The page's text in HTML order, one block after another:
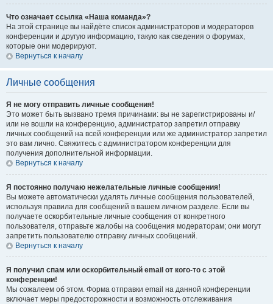
Что означает ссылка «Наша команда»?
На этой странице вы найдёте список администраторов и модераторов
конференции и другую информацию, такую как сведения о форумах,
которые они модерируют.
Вернуться к началу
Личные сообщения
Я не могу отправить личные сообщения!
Это может быть вызвано тремя причинами: вы не зарегистрированы и/
или не вошли на конференцию, администратор запретил отправку
личных сообщений на всей конференции или же администратор запретил
это вам лично. Свяжитесь с администратором конференции для
получения дополнительной информации.
Вернуться к началу
Я постоянно получаю нежелательные личные сообщения!
Вы можете автоматически удалять личные сообщения пользователей,
используя правила для сообщений в вашем личном разделе. Если вы
получаете оскорбительные личные сообщения от конкретного
пользователя, отправьте жалобы на сообщения модераторам; они могут
запретить пользователю отправку личных сообщений.
Вернуться к началу
Я получил спам или оскорбительный email от кого-то с этой
конференции!
Мы сожалеем об этом. Форма отправки email на данной конференции
включает меры предосторожности и возможность отслеживания